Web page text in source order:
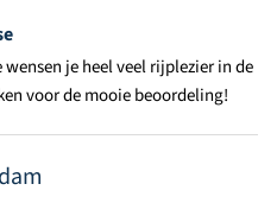
je heel veel rijplezier in de
voor de mooie beoordeling!